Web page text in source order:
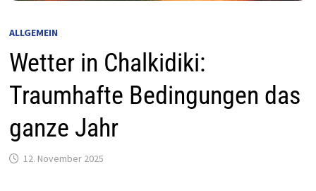
ALLGEMEIN
Wetter in Chalkidiki:
Traumhafte Bedingungen das
ganze Jahr
12. November 2025